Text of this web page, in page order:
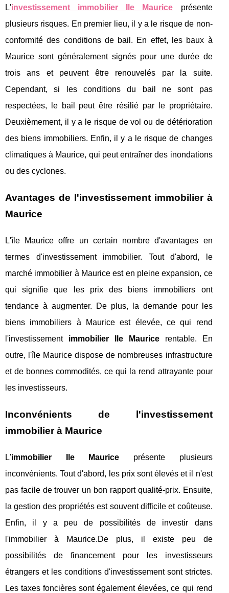
L'investissement immobilier Ile Maurice présente
plusieurs risques. En premier lieu, il y a le risque de non-
conformité des conditions de bail. En effet, les baux à
Maurice sont généralement signés pour une durée de
trois ans et peuvent être renouvelés par la suite.
Cependant, si les conditions du bail ne sont pas
respectées, le bail peut être résilié par le propriétaire.
Deuxièmement, il y a le risque de vol ou de détérioration
des biens immobiliers. Enfin, il y a le risque de changes
climatiques à Maurice, qui peut entraîner des inondations
ou des cyclones.
Avantages de l'investissement immobilier à
Maurice
L'île Maurice offre un certain nombre d'avantages en
termes d'investissement immobilier. Tout d'abord, le
marché immobilier à Maurice est en pleine expansion, ce
qui signifie que les prix des biens immobiliers ont
tendance à augmenter. De plus, la demande pour les
biens immobiliers à Maurice est élevée, ce qui rend
l'investissement immobilier Ile Mauricerentable. En
outre, l'île Maurice dispose de nombreuses infrastructure
et de bonnes commodités, ce qui la rend attrayante pour
les investisseurs.
Inconvénients de l'investissement
immobilier à Maurice
L'immobilier Ile Maurice présente plusieurs
inconvénients. Tout d'abord, les prix sont élevés et il n'est
pas facile de trouver un bon rapport qualité-prix. Ensuite,
la gestion des propriétés est souvent difficile et coûteuse.
Enfin, il y a peu de possibilités de investir dans
l'immobilier à Maurice.De plus, il existe peu de
possibilités de financement pour les investisseurs
étrangers et les conditions d'investissement sont strictes.
Les taxes foncières sont également élevées, ce qui rend